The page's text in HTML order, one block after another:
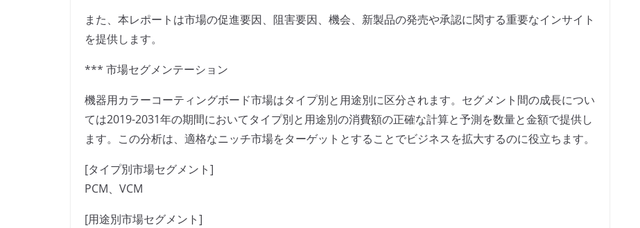
また、本レポートは市場の促進要因、阻害要因、機会、新製品の発売や承認に関する重要なインサイト
を提供します。
*** 市場セグメンテーション
機器用カラーコーティングボード市場はタイプ別と用途別に区分されます。セグメント間の成長につい
ては2019-2031年の期間においてタイプ別と用途別の消費額の正確な計算と予測を数量と金額で提供し
ます。この分析は、適格なニッチ市場をターゲットとすることでビジネスを拡大するのに役立ちます。
[タイプ別市場セグメント]
PCM、VCM
[用途別市場セグメント]